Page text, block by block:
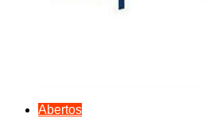
Abertos